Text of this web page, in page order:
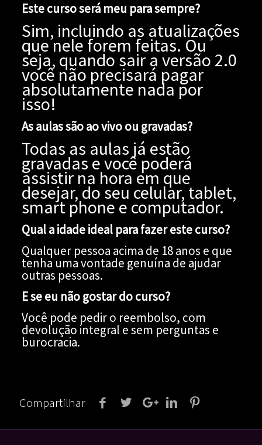
Este curso será meu para sempre?
Sim, incluindo as atualizações
que nele forem feitas. Ou
seja, quando sair a versão 2.0
você não precisará pagar
absolutamente nada por
isso!
As aulas são ao vivo ou gravadas?
Todas as aulas já estão
gravadas e você poderá
assistir na hora em que
desejar, do seu celular, tablet,
smart phone e computador.
Qual a idade ideal para fazer este curso?
Qualquer pessoa acima de 18 anos e que
tenha uma vontade genuína de ajudar
outras pessoas.
E se eu não gostar do curso?
Você pode pedir o reembolso, com
devolução integral e sem perguntas e
burocracia.
Compartilhar